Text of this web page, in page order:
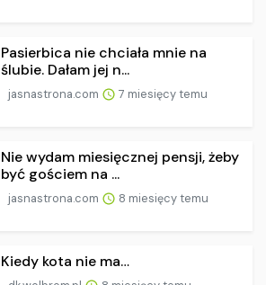
Pasierbica nie chciała mnie na
ślubie. Dałam jej n...
jasnastrona.com 7 miesięcy temu
Nie wydam miesięcznej pensji, żeby
być gościem na ...
jasnastrona.com 8 miesięcy temu
Kiedy kota nie ma…